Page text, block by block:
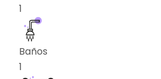
1
Baños
1